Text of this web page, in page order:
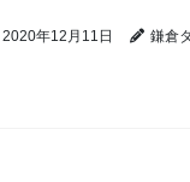
2020年12月11日 鎌倉